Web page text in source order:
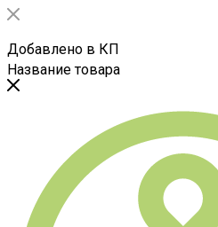
Добавлено в КП
Название товара